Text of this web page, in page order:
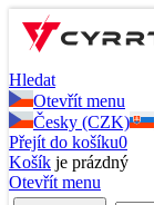
Hledat
Otevřít menu
Česky (CZK)
Přejít do košíku0
Košík je prázdný
Otevřít menu